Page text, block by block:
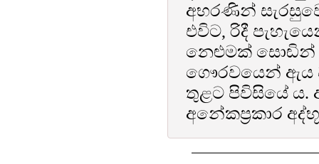
අභරණින්
එවිට, රිදී
නෙළුමක් සොඬින්
ගෞරවයෙන් ඇය
තුළට පිවිසියේ ය.
අනේකප්‍රකාර